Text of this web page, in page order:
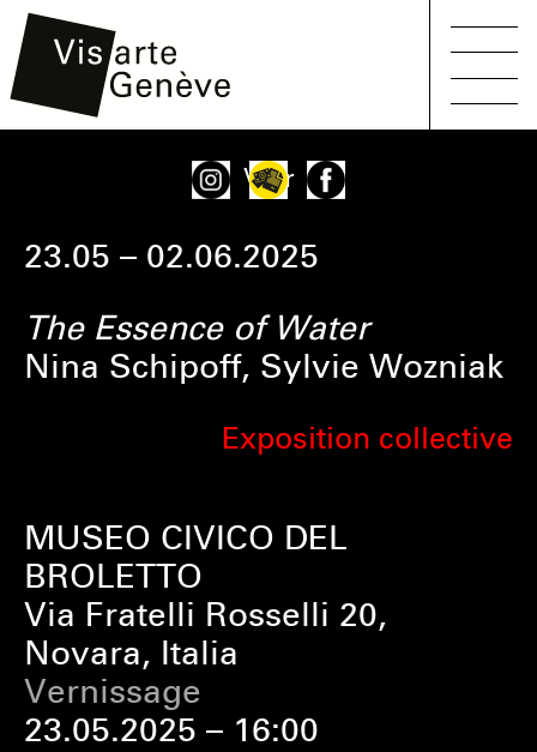
principal
Voir
23.05 – 02.06.2025
The Essence of Water
Nina Schipoff, Sylvie Wozniak
Exposition collective
MUSEO CIVICO DEL
BROLETTO
Via Fratelli Rosselli 20,
Novara, Italia
Vernissage
23.05.2025 – 16:00